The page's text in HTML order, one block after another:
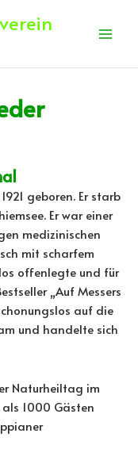
geboren. Er starb
Er war einer
medizinischen
mit scharfem
offenlegte und für
„Auf Messers
auf die
und handelte sich
Naturheiltag im
als 1000 Gästen